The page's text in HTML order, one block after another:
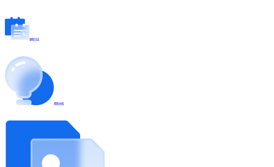
更新日志
帮助文档